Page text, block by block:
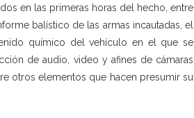
en las primeras horas del hecho, entre
balístico de las armas incautadas, el
químico del vehículo en el que se
de audio, video y afines de cámaras
otros elementos que hacen presumir su